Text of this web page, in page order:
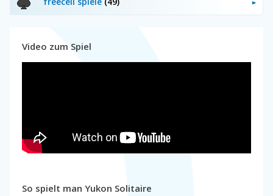
Video zum Spiel
So spielt man Yukon Solitaire